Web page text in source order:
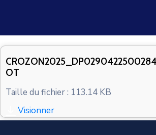
MER
VOS
DÉMARCHES
CONTACT
OT
Taille du fichier : 113.14 KB
Visionner